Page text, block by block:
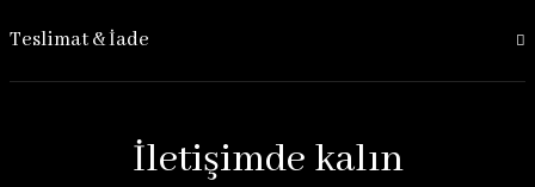
Teslimat & İade
İletişimde kalın